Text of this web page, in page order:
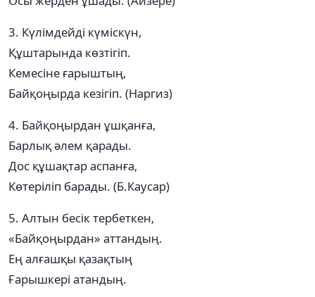
3. Күлімдейді күміскүн,
Құштарында көзтігіп.
Кемесіне ғарыштың,
Байқоңырда кезігіп. (Наргиз)
4. Байқоңырдан ұшқанға,
Барлық әлем қарады.
Дос құшақтар аспанға,
Көтеріліп барады. (Б.Каусар)
5. Алтын бесік тербеткен,
«Байқоңырдан» аттандың.
Ең алғашқы қазақтың
Ғарышкері атандың.